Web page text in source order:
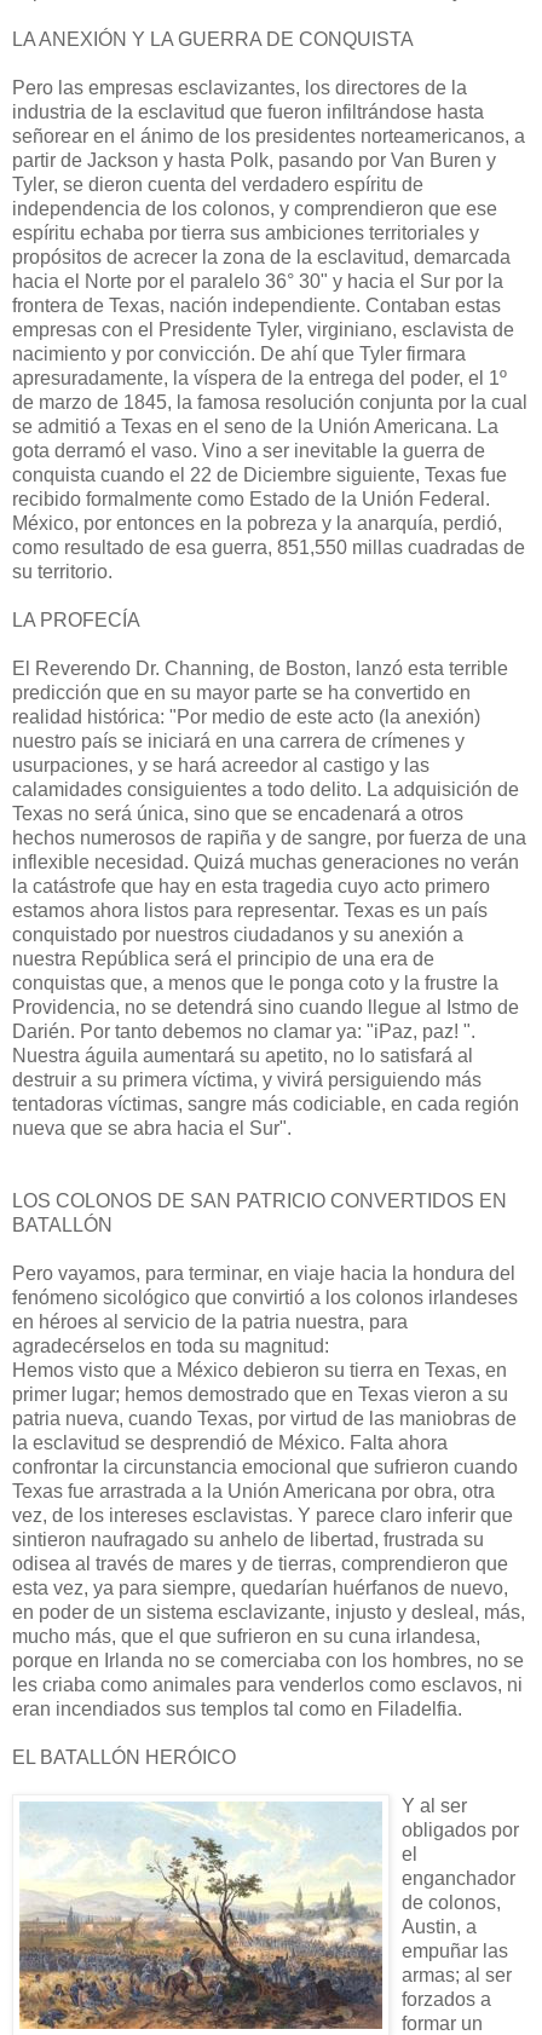
LA ANEXIÓN Y LA GUERRA DE CONQUISTA
Pero las empresas esclavizantes, los directores de la
industria de la esclavitud que fueron infiltrándose hasta
señorear en el ánimo de los presidentes norteamericanos, a
partir de Jackson y hasta Polk, pasando por Van Buren y
Tyler, se dieron cuenta del verdadero espíritu de
independen­cia de los colonos, y comprendieron que ese
espíritu echaba por tierra sus ambiciones territoriales y
propósitos de acrecer la zona de la esclavitud, demarcada
hacia el Norte por el paralelo 36° 30" y hacia el Sur por la
frontera de Texas, nación independiente. Contaban estas
empresas con el Presidente Tyler, virginiano, esclavista de
nacimiento y por convicción. De ahí que Tyler firmara
apresuradamente, la víspera de la entrega del poder, el 1º
de marzo de 1845, la famosa resolución conjunta por la cual
se admitió a Texas en el seno de la Unión Americana. La
gota derramó el vaso. Vino a ser inevitable la guerra de
conquista cuando el 22 de Diciembre siguiente, Texas fue
recibido formalmente como Estado de la Unión Federal.
México, por entonces en la pobreza y la anarquía, perdió,
como resultado de esa guerra, 851,550 millas cuadradas de
su territorio.
LA PROFECÍA
El Reverendo Dr. Channing, de Boston, lanzó esta terrible
predicción que en su mayor parte se ha convertido en
realidad histórica: "Por medio de este acto (la anexión)
nuestro país se iniciará en una carrera de crímenes y
usurpaciones, y se hará acreedor al castigo y las
calamidades consiguientes a todo delito. La adquisición de
Texas no será única, sino que se encadenará a otros
hechos numerosos de rapiña y de sangre, por fuerza de una
inflexi­ble necesidad. Quizá muchas generaciones no verán
la catástrofe que hay en esta tragedia cuyo acto primero
estamos ahora listos para representar. Texas es un país
conquistado por nuestros ciudadanos y su anexión a
nuestra República será el principio de una era de
conquistas que, a menos que le ponga coto y la frustre la
Providencia, no se detendrá sino cuando llegue al Istmo de
Darién. Por tanto debemos no clamar ya: "iPaz, paz! ".
Nuestra águila aumentará su apetito, no lo satisfará al
destruir a su primera víctima, y vivirá persiguiendo más
tentadoras víctimas, sangre más codiciable, en cada región
nueva que se abra hacia el Sur".
LOS COLONOS DE SAN PATRICIO CONVERTIDOS EN
BATALLÓN
Pero vayamos, para terminar, en viaje hacia la hondura del
fenómeno sicológico que convirtió a los colonos irlandeses
en héroes al servicio de la patria nuestra, para
agradecérselos en toda su magnitud:
Hemos visto que a México debieron su tierra en Texas, en
primer lugar; hemos demostrado que en Texas vieron a su
patria nueva, cuando Texas, por virtud de las maniobras de
la esclavitud se desprendió de Méxi­co. Falta ahora
confrontar la circunstancia emocional que sufrieron cuando
Texas fue arrastrada a la Unión Americana por obra, otra
vez, de los intereses esclavistas. Y parece claro inferir que
sintieron naufragado su anhelo de libertad, frustrada su
odisea al través de mares y de tierras, comprendieron que
esta vez, ya para siempre, quedarían huérfanos de nuevo,
en poder de un sistema esclavizante, injusto y desleal, más,
mucho más, que el que sufrieron en su cuna irlandesa,
porque en Irlanda no se comerciaba con los hombres, no se
les criaba como animales para venderlos como esclavos, ni
eran incendiados sus templos tal como en Filadelfia.
EL BATALLÓN HERÓICO
Y al ser
obligados por
el
enganchador
de colonos,
Austin, a
empuñar las
armas; al ser
forzados a
formar un